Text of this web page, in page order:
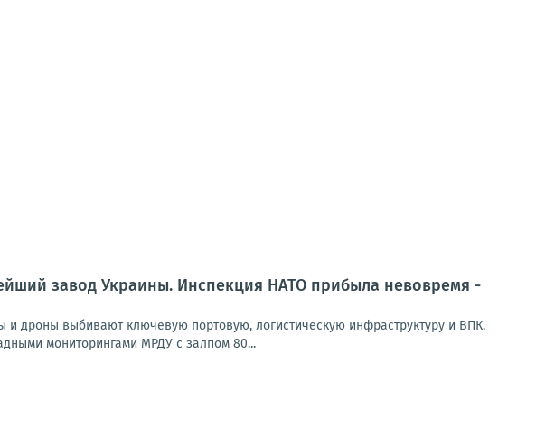
завод Украины. Инспекция НАТО прибыла невовремя -
дроны выбивают ключевую портовую, логистическую инфраструктуру и ВПК.
мониторингами МРДУ с залпом 80...